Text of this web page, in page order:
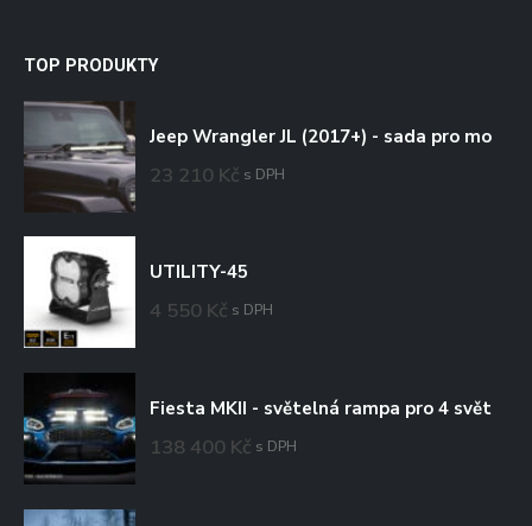
TOP PRODUKTY
23 210 Kč s DPH
UTILITY-45
4 550 Kč s DPH
138 400 Kč s DPH